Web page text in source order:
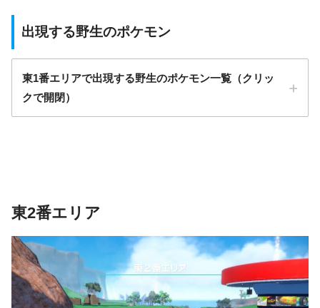
出現する野生のポケモン
東1番エリアで出現する野生のポケモン一覧（クリッ
クで開閉）
東2番エリア